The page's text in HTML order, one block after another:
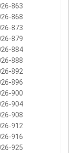
863
868
873
879
884
888
892
896
900
904
908
912
916
925